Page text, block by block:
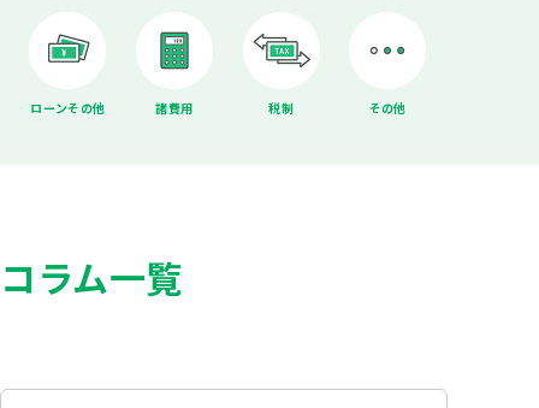
ローンその他 諸費用 税制 その他
コラム一覧